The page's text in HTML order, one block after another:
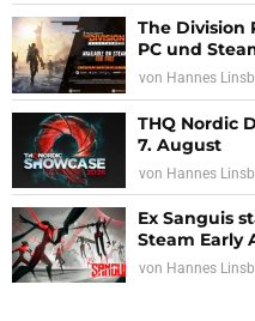
The Division
PC und
von Hannes
THQ Nordic
7. August
von Hannes
Ex Sanguis
Steam Early
von Hannes